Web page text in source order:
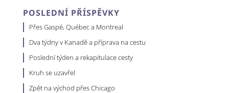
POSLEDNÍ PŘÍSPĚVKY
Přes Gaspé, Québec a Montreal
Dva týdny v Kanadě a příprava na cestu
Poslední týden a rekapitulace cesty
Kruh se uzavřel
Zpět na východ přes Chicago